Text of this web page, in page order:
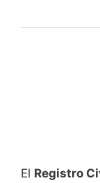
El Registro